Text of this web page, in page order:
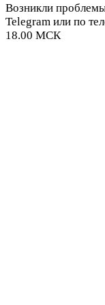
Возникли
Telegram или по
18.00 МСК